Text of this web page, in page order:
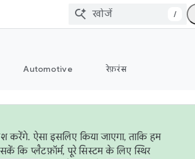
/
Automotive रेफ़रंस
करेंगे. ऐसा इसलिए किया जाएगा, ताकि हम
प्लैटफ़ॉर्म, पूरे सिस्टम के लिए स्थिर